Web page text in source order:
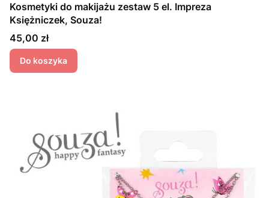
Kosmetyki do makijażu zestaw 5 el. Impreza
Księżniczek, Souza!
Cena
45,00 zł
Do koszyka